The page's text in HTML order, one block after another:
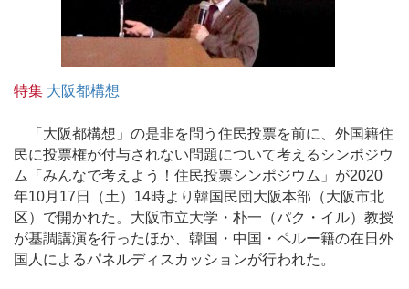
特集 大阪都構想
「大阪都構想」の是非を問う住民投票を前に、外国籍住
民に投票権が付与されない問題について考えるシンポジウ
ム「みんなで考えよう！住民投票シンポジウム」が2020
年10月17日（土）14時より韓国民団大阪本部（大阪市北
区）で開かれた。大阪市立大学・朴一（パク・イル）教授
が基調講演を行ったほか、韓国・中国・ペルー籍の在日外
国人によるパネルディスカッションが行われた。